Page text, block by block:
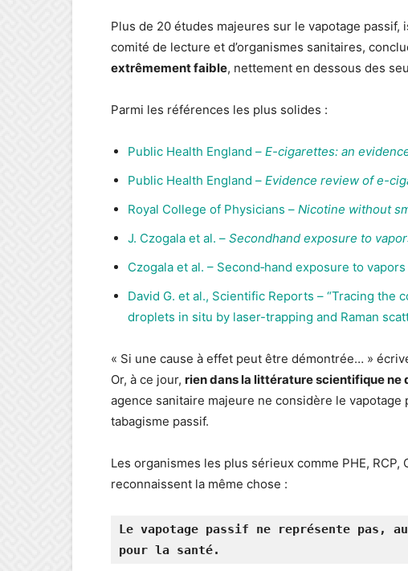
Plus de 20 études majeures sur le vapotage
comité de lecture et d’organismes sanitaires,
extrêmement faible, nettement en dessous des
Parmi les références les plus solides :
Public Health England – E-cigarettes: an
Public Health England – Evidence review of e-
Royal College of Physicians – Nicotine without
J. Czogala et al. – Secondhand exposure to
Czogala et al. – Second‑hand exposure to
David G. et al., Scientific Reports – “Tracing
droplets in situ by laser-trapping and Raman
« Si une cause à effet peut être démontrée… »
Or, à ce jour, rien dans la littérature scientifique ne
agence sanitaire majeure ne considère le
tabagisme passif.
Les organismes les plus sérieux comme PHE,
reconnaissent la même chose :
Le vapotage passif ne représente pas,
pour la santé.